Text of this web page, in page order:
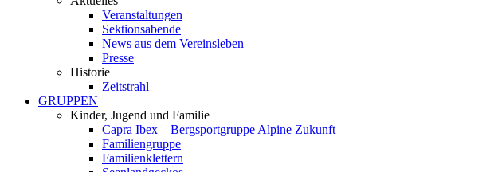
Veranstaltungen
Sektionsabende
News aus dem Vereinsleben
Presse
Historie
Zeitstrahl
GRUPPEN
Kinder, Jugend und Familie
Capra Ibex – Bergsportgruppe Alpine Zukunft
Familiengruppe
Familienklettern